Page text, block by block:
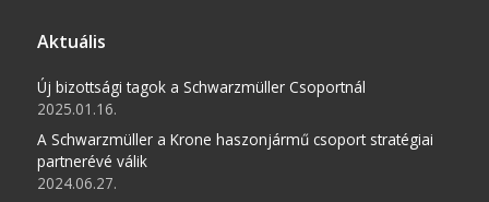
Aktuális
Új bizottsági tagok a Schwarzmüller Csoportnál
2025.01.16.
A Schwarzmüller a Krone haszonjármű csoport stratégiai
partnerévé válik
2024.06.27.